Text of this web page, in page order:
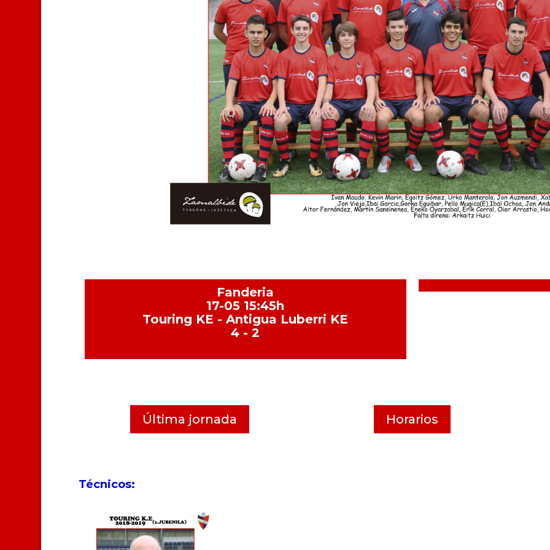
Fanderia
17-05 15:45h
Touring KE - Antigua Luberri KE
4 - 2
Última jornada Horarios
Técnicos: